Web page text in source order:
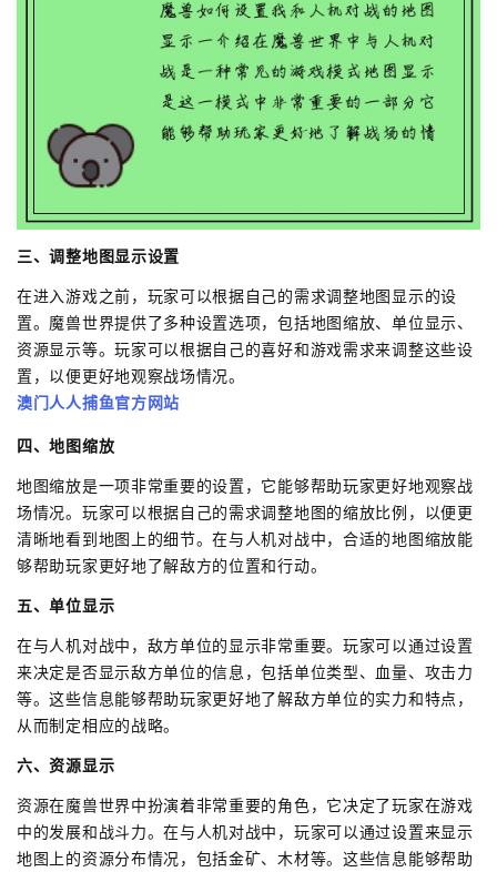
三、调整地图显示设置
在进入游戏之前，玩家可以根据自己的需求调整地图显示的设
置。魔兽世界提供了多种设置选项，包括地图缩放、单位显示、
资源显示等。玩家可以根据自己的喜好和游戏需求来调整这些设
置，以便更好地观察战场情况。
澳门人人捕鱼官方网站
四、地图缩放
地图缩放是一项非常重要的设置，它能够帮助玩家更好地观察战
场情况。玩家可以根据自己的需求调整地图的缩放比例，以便更
清晰地看到地图上的细节。在与人机对战中，合适的地图缩放能
够帮助玩家更好地了解敌方的位置和行动。
五、单位显示
在与人机对战中，敌方单位的显示非常重要。玩家可以通过设置
来决定是否显示敌方单位的信息，包括单位类型、血量、攻击力
等。这些信息能够帮助玩家更好地了解敌方单位的实力和特点，
从而制定相应的战略。
六、资源显示
资源在魔兽世界中扮演着非常重要的角色，它决定了玩家在游戏
中的发展和战斗力。在与人机对战中，玩家可以通过设置来显示
地图上的资源分布情况，包括金矿、木材等。这些信息能够帮助